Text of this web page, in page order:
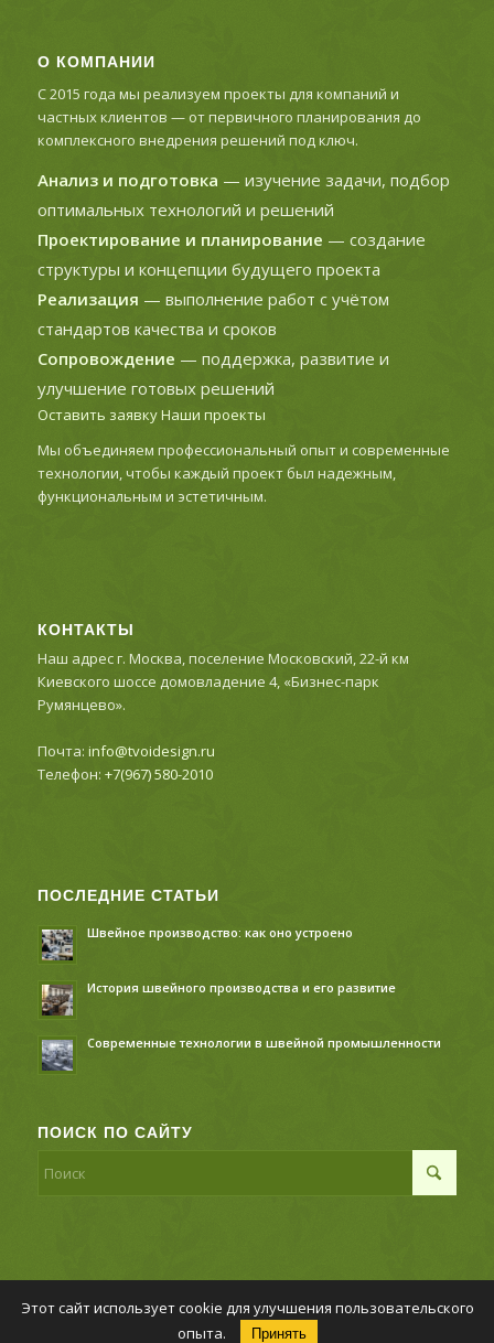
О КОМПАНИИ
С 2015 года мы реализуем проекты для компаний и
частных клиентов — от первичного планирования до
комплексного внедрения решений под ключ.
Анализ и подготовка — изучение задачи, подбор
оптимальных технологий и решений
Проектирование и планирование — создание
структуры и концепции будущего проекта
Реализация — выполнение работ с учётом
стандартов качества и сроков
Сопровождение — поддержка, развитие и
улучшение готовых решений
Оставить заявкуНаши проекты
Мы объединяем профессиональный опыт и современные
технологии, чтобы каждый проект был надежным,
функциональным и эстетичным.
КОНТАКТЫ
Наш адрес г. Москва, поселение Московский, 22-й км
Киевского шоссе домовладение 4, «Бизнес-парк
Румянцево».
Почта: info@tvoidesign.ru
Телефон: +7(967) 580-2010
ПОСЛЕДНИЕ СТАТЬИ
Швейное производство: как оно устроено
История швейного производства и его развитие
Современные технологии в швейной промышленности
ПОИСК ПО САЙТУ
© Копирайт - Швейное производство,Политика
-Enfold Theme by Kriesi
Этот сайт использует cookie для улучшения пользовательского
опыта.
Принять